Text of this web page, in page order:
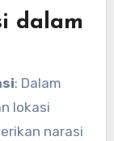
dalam
: Dalam
lokasi
narasi